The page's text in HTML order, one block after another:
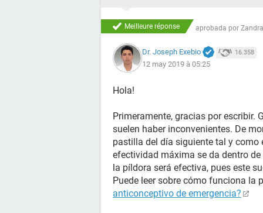
Meilleure réponse aprobada por
Dr. Joseph Exebio 16.358
12 may 2019 à 05:25
Hola!
Primeramente, gracias por escribir.
suelen haber inconvenientes. De
pastilla del día siguiente tal y como
efectividad máxima se da dentro
la píldora será efectiva, pues este
Puede leer sobre cómo funciona la
anticonceptivo de emergencia?